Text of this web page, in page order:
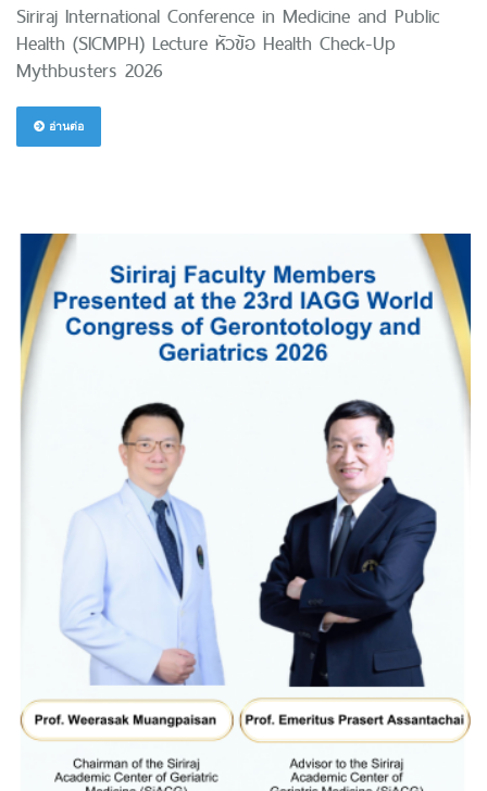
Siriraj International Conference in Medicine and Public
Health (SICMPH) Lecture หัวข้อ Health Check-Up
Mythbusters 2026
อ่านต่อ